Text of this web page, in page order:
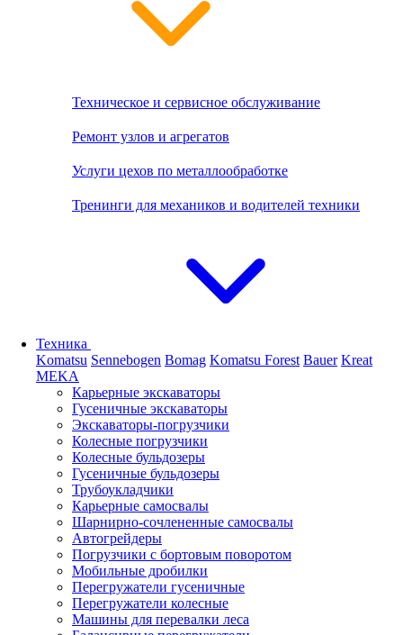
Техническое и сервисное обслуживание
Ремонт узлов и агрегатов
Услуги цехов по металлообработке
Тренинги для механиков и водителей техники
Техника
Komatsu Sennebogen Bomag Komatsu Forest Bauer Kreat
MEKA
Карьерные экскаваторы
Гусеничные экскаваторы
Экскаваторы-погрузчики
Колесные погрузчики
Колесные бульдозеры
Гусеничные бульдозеры
Трубоукладчики
Карьерные самосвалы
Шарнирно-сочлененные cамосвалы
Автогрейдеры
Погрузчики с бортовым поворотом
Мобильные дробилки
Перегружатели гусеничные
Перегружатели колесные
Машины для перевалки леса